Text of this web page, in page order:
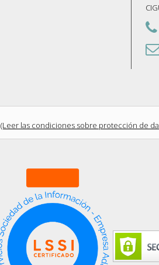
(Leer las condiciones sobre protección de